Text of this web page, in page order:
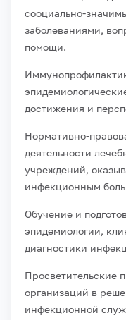
сооциально-
заболеваниями,
помощи.
достижения и
Нормативно-
деятельности
учреждений,
инфекционным
Обучение и
эпидемиологии,
диагностики
Просветительские
организаций в
инфекционной